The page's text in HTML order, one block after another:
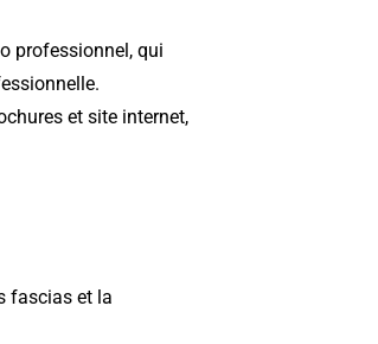
professionnel, qui
et site internet,
fascias et la